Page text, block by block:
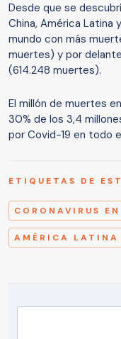
Desde que se
China, América Latina
mundo con más
muertes) y por
(614.248 muertes).
El millón de muertes
30% de los 3,4
por Covid-19 en todo
ETIQUETAS DE
CORONAVIRUS
AMÉRICA LATINA